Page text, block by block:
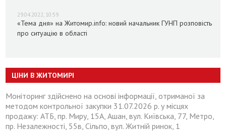
29.04.2022, 10:59
«Тема дня» на Житомир.info: новий начальник ГУНП розповість
про ситуацію в області
ЦІНИ В ЖИТОМИРІ
Моніторинг здійснено на основі інформації, отриманої за
методом контрольної закупки 31.07.2026 р. у місцях
продажу: АТБ, пр. Миру, 15А, Ашан, вул. Київська, 77, Метро,
пр. Незалежності, 55в, Сільпо, вул. Житній ринок, 1